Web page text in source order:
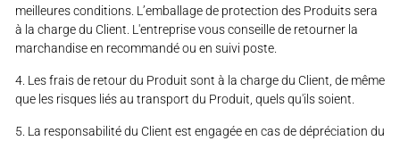
meilleures conditions. L’emballage de protection des Produits sera
à la charge du Client. L'entreprise vous conseille de retourner la
marchandise en recommandé ou en suivi poste.
4. Les frais de retour du Produit sont à la charge du Client, de même
que les risques liés au transport du Produit, quels qu'ils soient.
5. La responsabilité du Client est engagée en cas de dépréciation du